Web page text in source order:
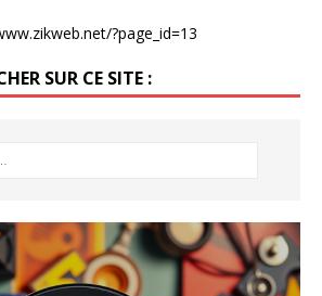
?page_id=13
SUR CE SITE :